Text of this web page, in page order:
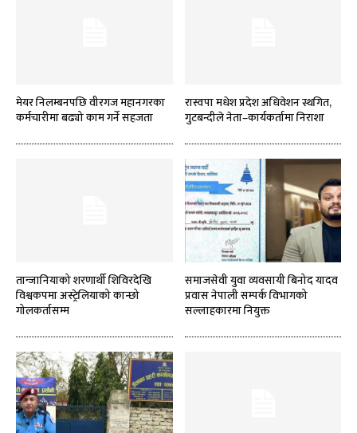
मेयर निलम्बनपछि वीरगज महानगरका
कर्मचारीमा बढ्यो काम गर्ने सहजता
रास्वपा मधेश प्रदेश अधिवेशन स्थगित,
गुटबन्दीले नेता–कार्यकर्तामा निराशा
तान्जानियाको शरणार्थी शिविरदेखि
विश्वकपमा अस्ट्रेलियाको कान्छो
गोलकर्तासम्म
समाजसेवी युवा व्यवसायी बिनोद यादव
प्रवास नेपाली सम्पर्क विभागको
सल्लाहकारमा नियुक्त